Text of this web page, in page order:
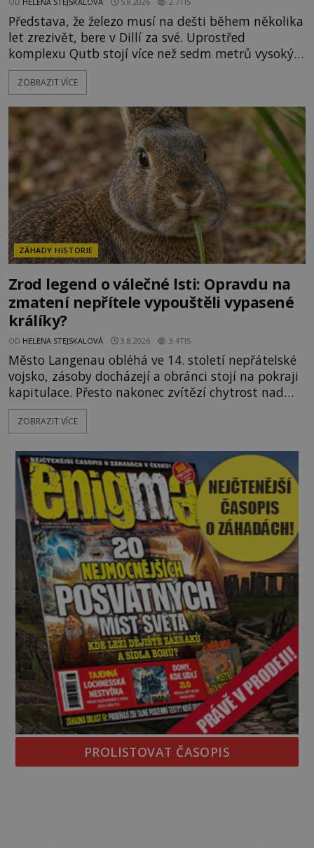
Představa, že železo musí na dešti během několika
let zrezivět, bere v Dillí za své. Uprostřed
komplexu Qutb stojí více než sedm metrů vysoký
železný sloup, který už přibližně 1 600 let odolává
počasí s jen nepatrnými stopami koroze. Jeho
ztracených technologiích či tajemných
materiálech. Moderní metalurgie však ukazuje, že
skutečné vysvětlení je ješt
ZOBRAZIT VÍCE
ZÁHADY HISTORIE
Zrod legend o válečné lsti: Opravdu na
zmatení nepřítele vypouštěli vypasené
králíky?
OD HELENA STEJSKALOVÁ 3.8.2026 3.4TIS
Město Langenau obléhá ve 14. století nepřátelské
vojsko, zásoby docházejí a obránci stojí na pokraji
kapitulace. Přesto nakonec zvítězí chytrost nad
hrubou silou. Podle staré německé legendy vypustí
obyvatelé za hradby dobře živeného králíka, aby
dost. Čas pracuje pro obléhatele. Ve městě ubývají
zásoby a každý den znamená další porci strádá
ZOBRAZIT VÍCE
PROLISTOVAT ČASOPIS